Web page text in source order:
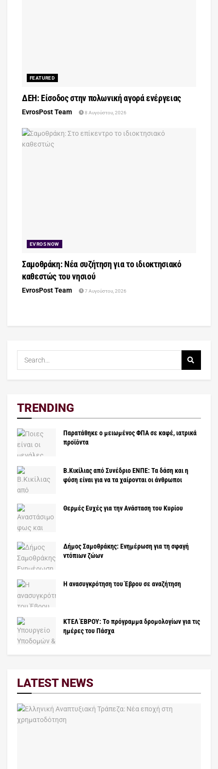
FEATURED
ΔΕΗ: Είσοδος στην πολωνική αγορά ενέργειας
EvrosPost Team 8 Αυγούστου, 2026
EVROS NOW
Σαμοθράκη: Νέα συζήτηση για το ιδιοκτησιακό
καθεστώς του νησιού
EvrosPost Team 7 Αυγούστου, 2026
TRENDING
Παρατάθηκε ο μειωμένος ΦΠΑ σε καφέ, ιατρικά
προϊόντα
Β.Κικίλιας από Συνέδριο ΕΝΠΕ: Τα δάση και η
φύση είναι για να τα χαίρονται οι άνθρωποι
Θερμές Ευχές για την Ανάσταση του Κυρίου
Δήμος Σαμοθράκης: Ενημέρωση για τη σφαγή
ντόπιων ζώων
Η ανασυγκρότηση του Έβρου σε αναζήτηση
ΚΤΕΛ ΈΒΡΟΥ: Το πρόγραμμα δρομολογίων για τις
ημέρες του Πάσχα
LATEST NEWS